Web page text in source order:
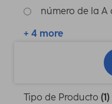
número de la A
+ 4 more
Tipo de Producto (1)